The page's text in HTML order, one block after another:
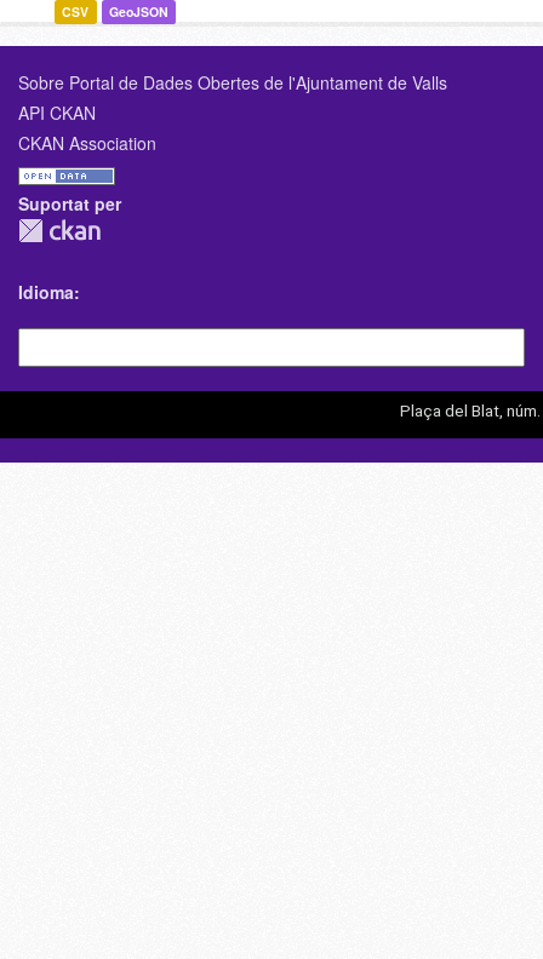
CSV GeoJSON
Sobre Portal de Dades Obertes de l'Ajuntament de Valls
API CKAN
CKAN Association
Suportat per
Idioma
Plaça del Blat,